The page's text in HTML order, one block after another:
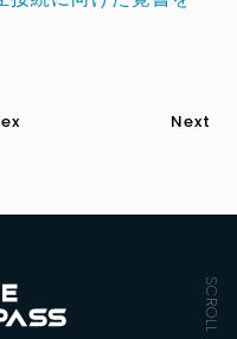
SCROLL
Next